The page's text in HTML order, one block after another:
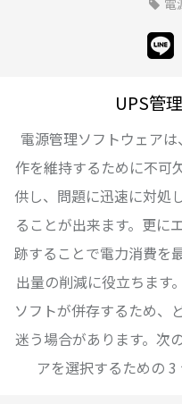
UPS管
電源管理ソフトウェア
作を維持するために不可
供し、問題に迅速に対処
ることが出来ます。更に
跡することで電力消費を
出量の削減に役立ちます
ソフトが併存するため、
迷う場合があります。次
アを選択するための 3